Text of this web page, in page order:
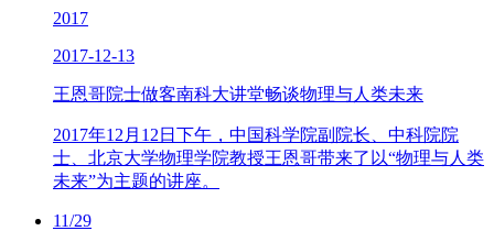
2017
2017-12-13
王恩哥院士做客南科大讲堂畅谈物理与人类未来
2017年12月12日下午，中国科学院副院长、中科院院
士、北京大学物理学院教授王恩哥带来了以“物理与人类
未来”为主题的讲座。
11/29